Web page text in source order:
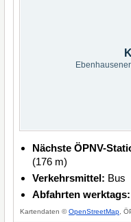
Nächste ÖPNV-
(176 m)
Verkehrsmittel: Bus
Abfahrten werktags:
Kartendaten ©OpenStreetMap ,